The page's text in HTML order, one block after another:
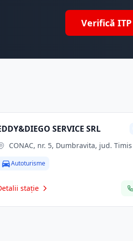
Verifică ITP
SERVICE SRL
CONAC, nr. 5, Dumbravita, jud. Timis
Autoturisme
stație